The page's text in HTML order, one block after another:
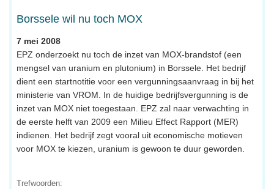
Borssele wil nu toch MOX
7 mei 2008
EPZ onderzoekt nu toch de inzet van MOX-brandstof (een
mengsel van uranium en plutonium) in Borssele. Het bedrijf
dient een startnotitie voor een vergunningsaanvraag in bij het
ministerie van VROM. In de huidige bedrijfsvergunning is de
inzet van MOX niet toegestaan. EPZ zal naar verwachting in
de eerste helft van 2009 een Milieu Effect Rapport (MER)
indienen. Het bedrijf zegt vooral uit economische motieven
voor MOX te kiezen, uranium is gewoon te duur geworden.
Trefwoorden: